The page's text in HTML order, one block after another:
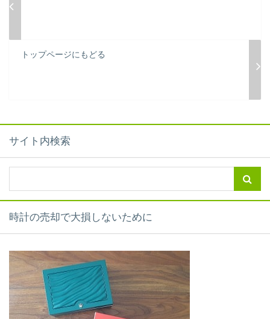
トップページにもどる
サイト内検索
時計の売却で大損しないために